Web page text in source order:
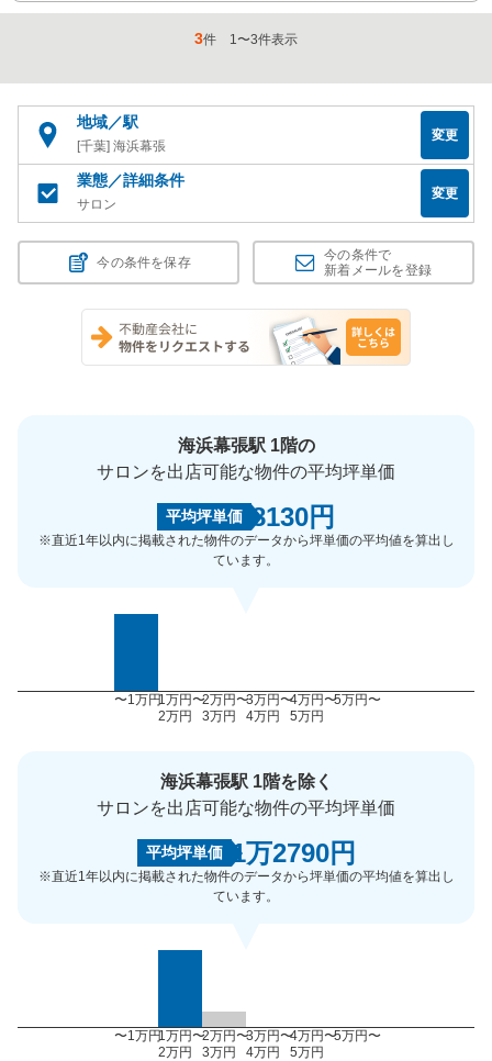
3件 1〜3件表示
地域／駅
[千葉] 海浜幕張
変更
業態／詳細条件
サロン
変更
今の条件を保存
今の条件で
新着メールを登録
海浜幕張駅 1階の
サロンを出店可能な物件の平均坪単価
平均坪単価 8130円
※直近1年以内に掲載された物件のデータから坪単価の平均値を算出し
ています。
〜1万円1万円〜
2万円
2万円〜
3万円
3万円〜
4万円
4万円〜
5万円
5万円〜
海浜幕張駅 1階を除く
サロンを出店可能な物件の平均坪単価
平均坪単価 1万2790円
※直近1年以内に掲載された物件のデータから坪単価の平均値を算出し
ています。
〜1万円1万円〜
2万円
2万円〜
3万円
3万円〜
4万円
4万円〜
5万円
5万円〜